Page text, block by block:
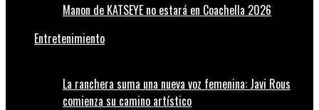
Manon de KATSEYE no estará en Coachella 2026
Entretenimiento
La ranchera suma una nueva voz femenina: Javi Rous
comienza su camino artístico